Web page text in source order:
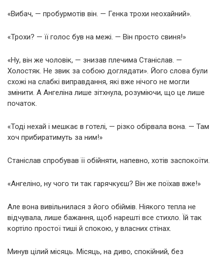
«Вибач, — пробурмотів він. — Генка трохи неохайний».
«Трохи? — її голос був на межі. — Він просто свиня!»
«Ну, він же чоловік, — знизав плечима Станіслав. —
Холостяк. Не звик за собою доглядати». Його слова були
схожі на слабкі виправдання, які вже нічого не могли
змінити. А Ангеліна лише зітхнула, розуміючи, що це лише
початок.
«Тоді нехай і мешкає в готелі, — різко обірвала вона. — Там
хоч прибиратимуть за ним!»
Станіслав спробував її обійняти, напевно, хотів заспокоїти.
«Ангеліно, ну чого ти так гарячкуєш? Він же поїхав вже!»
Але вона вивільнилася з його обіймів. Ніякого тепла не
відчувала, лише бажання, щоб нарешті все стихло. Їй так
кортіло простої тиші й спокою, у власних стінах.
Минув цілий місяць. Місяць, на диво, спокійний, без